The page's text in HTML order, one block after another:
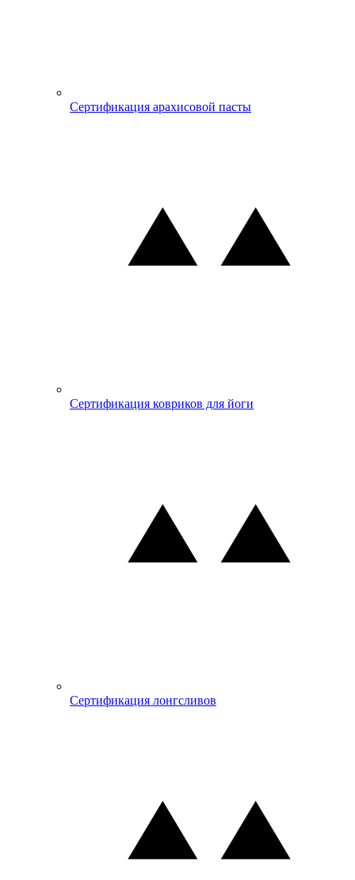
Сертификация арахисовой пасты
Сертификация ковриков для йоги
Сертификация лонгсливов